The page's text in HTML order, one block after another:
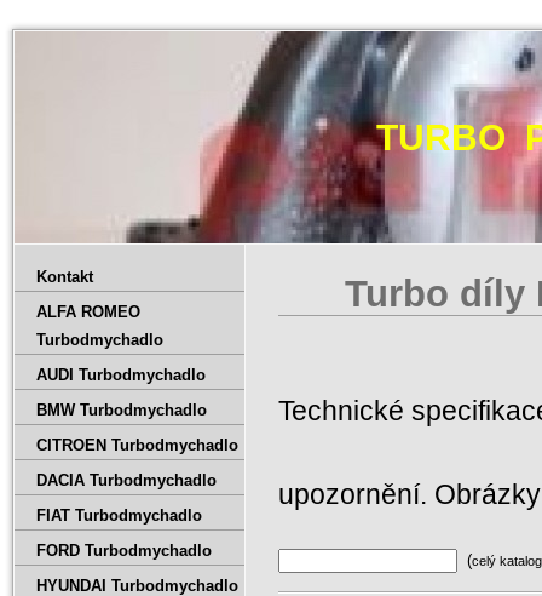
TURBO
Turbo díly
Technické
upozornění.
(celý katalog
Kontakt
ALFA ROMEO
Turbodmychadlo
AUDI Turbodmychadlo
BMW Turbodmychadlo
CITROEN Turbodmychadlo
DACIA Turbodmychadlo
FIAT Turbodmychadlo
FORD Turbodmychadlo
HYUNDAI Turbodmychadlo